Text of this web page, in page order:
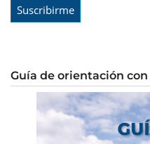
Guía de orientación